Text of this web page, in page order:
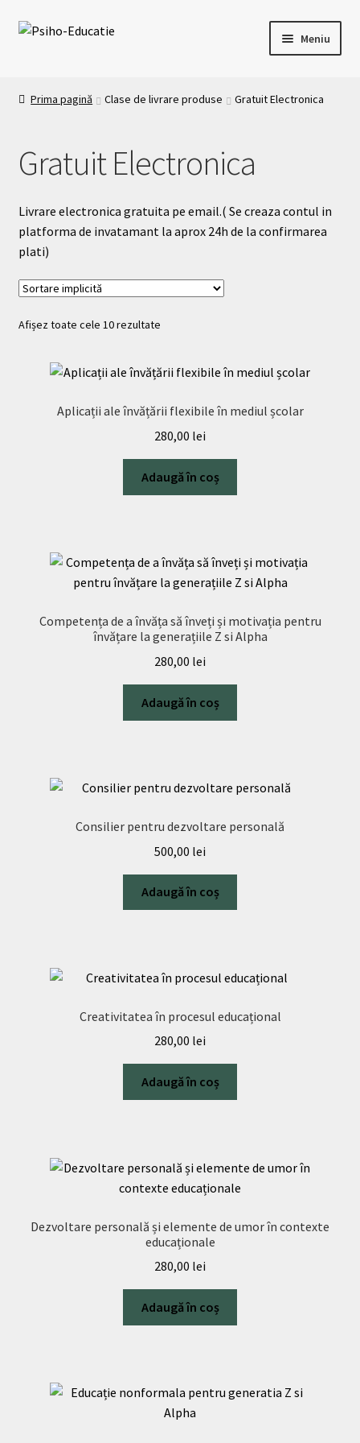
Meniu
Formular de înscriere cursuri
Platforma E-Learning
Contact
Prima pagină Clase de livrare produse Gratuit Electronica
Gratuit Electronica
Livrare electronica gratuita pe email.( Se creaza contul in
platforma de invatamant la aprox 24h de la confirmarea
plati)
Afișez toate cele 10 rezultate
Aplicații ale învățării flexibile în mediul școlar
280,00 lei
Adaugă în coș
Competența de a învăța să înveți și motivația pentru
învățare la generațiile Z si Alpha
280,00 lei
Adaugă în coș
Consilier pentru dezvoltare personală
500,00 lei
Adaugă în coș
Creativitatea în procesul educațional
280,00 lei
Adaugă în coș
Dezvoltare personală și elemente de umor în contexte
educaționale
280,00 lei
Adaugă în coș